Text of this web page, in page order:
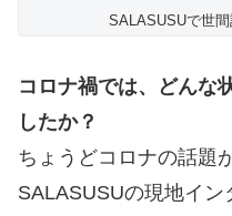
SALASUSUで世
コロナ禍では、どんな
したか？
ちょうどコロナの話題
SALASUSUの現地イ